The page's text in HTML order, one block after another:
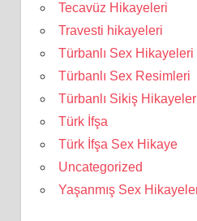
Tecavüz Hikayeleri
Travesti hikayeleri
Türbanlı Sex Hikayeleri
Türbanlı Sex Resimleri
Türbanlı Sikiş
Türk İfşa
Türk İfşa Sex Hikaye
Uncategorized
Yaşanmış Sex